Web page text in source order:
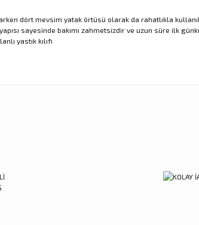
dört mevsim yatak örtüsü olarak da rahatlıkla
sayesinde bakımı zahmetsizdir ve uzun süre ilk
yastık kılıfı